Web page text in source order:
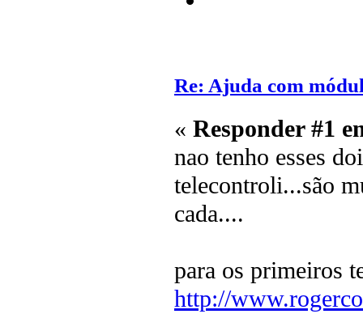
Re: Ajuda com
« Responder #1
nao tenho esses
telecontroli...são
cada....
para os primeiros
http://